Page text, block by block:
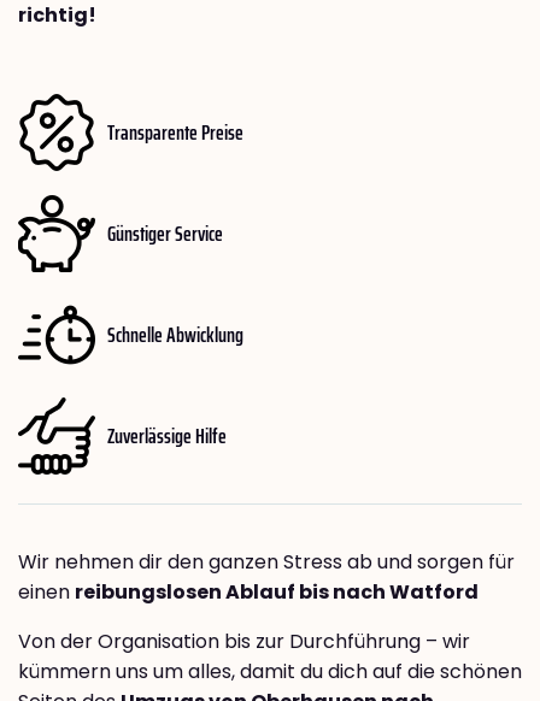
richtig!
Transparente Preise
Günstiger Service
Schnelle Abwicklung
Zuverlässige Hilfe
Wir nehmen dir den ganzen Stress ab und sorgen für
einen reibungslosen Ablauf bis nach Watford
Von der Organisation bis zur Durchführung – wir
kümmern uns um alles, damit du dich auf die schönen